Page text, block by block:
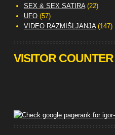
SEX & SEX SATIRA(22)
UFO(57)
VIDEO RAZMIŠLJANJA(147)
VISITOR COUNTER